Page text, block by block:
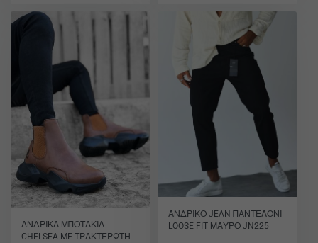
ΑΝΔΡΙΚΑ ΜΠΟΤΑΚΙΑ
CHELSEA ME ΤΡΑΚΤΕΡΩΤΗ
ΑΝΔΡΙΚΟ JEAN ΠΑΝΤΕΛΟΝΙ
LOOSE FIT ΜΑΥΡΟ JN225